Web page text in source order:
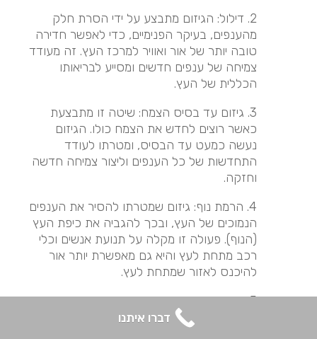
2. דילול: הגיזום מתבצע על ידי הסרת חלק
מהענפים, בעיקר הפנימיים, כדי לאפשר חדירה
טובה יותר של אור ואוויר למרכז העץ. זה מעודד
צמיחה של ענפים חדשים ומסייע לבריאותו
הכללית של העץ.
3. גיזום עד בסיס הצמח: שיטה זו מתבצעת
כאשר רוצים לחדש את הצמח כולו. הגיזום
נעשה כמעט עד הבסיס, ומטרתו לעודד
התחדשות של כל הענפים וליצור צמיחה חדשה
וחזקה.
4. הרמת נוף: גיזום שמטרתו להסיר את הענפים
הנמוכים של העץ, ובכך להגביה את כיפת העץ
(הנוף). פעולה זו מקלה על תנועת אנשים וכלי
רכב מתחת לעץ והיא גם מאפשרת יותר אור
להיכנס לאזור שמתחת לעץ.
5. גיזום עיצובי: זוהי שיטת גיזום שמשתמשים בה
בעיקר למטרות אסתטיות. בעזרתה מעצבים את
הצמח לצורות מסוימות, כמו כדורים, ספירלות או
דברו איתנו